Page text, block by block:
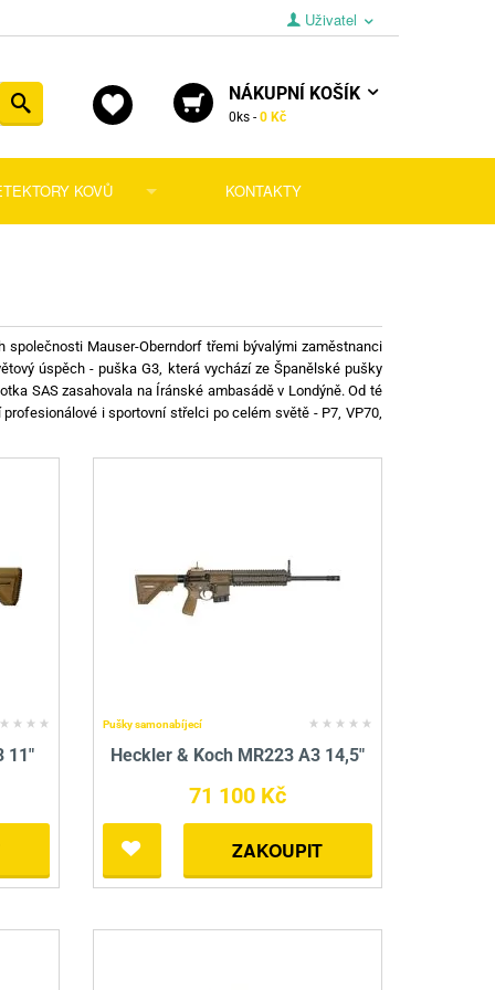
Uživatel
NÁKUPNÍ KOŠÍK
0 ks - 0 Kč
Vyhledat
pro revolvery
lícnice
a podavače
střelnice a terče
stolice a vaky
pro krátké zbraně
pro dlouhé zbraně
KOVŮ
Sondy
Lopatky
Náhradní díly
KONTAKTY
společnosti Mauser-Oberndorf třemi bývalými zaměstnanci
úspěch - puška G3, která vychází ze Španělské pušky
SAS zasahovala na Íránské ambasádě v Londýně. Od té
i sportovní střelci po celém světě - P7, VP70,
11"
Pušky samonabíjecí
Heckler & Koch MR223 A3 14,5"
71 100 Kč
ZAKOUPIT